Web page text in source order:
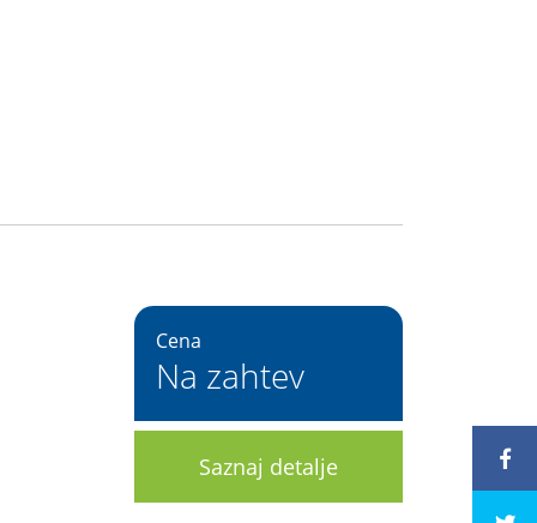
243
Cena
Na zahtev
Saznaj detalje